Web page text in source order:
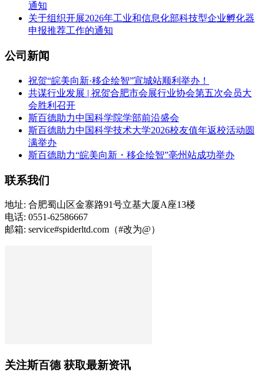
通知
关于组织开展2026年工业和信息化部科技型企业孵化器
申报推荐工作的通知
公司新闻
祝贺“皖美向新·移企绘智”宣城站顺利举办！
共谋行业发展 | 祝贺合肥市会展行业协会第五次会员大
会胜利召开
斯百德助力中国科学院学部前沿盛会
斯百德助力中国科学技术大学2026校友值年返校活动圆
满举办
斯百德助力“皖美向新・移企绘智”亳州站成功举办
联系我们
地址: 合肥蜀山区金寨路91号立基大厦A座13楼
电话: 0551-62586667
邮箱: service#spiderltd.com（#改为@）
关注斯百德 获取最新资讯